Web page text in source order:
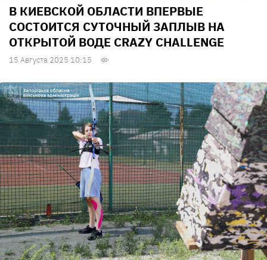
В КИЕВСКОЙ ОБЛАСТИ ВПЕРВЫЕ
СОСТОИТСЯ СУТОЧНЫЙ ЗАПЛЫВ НА
ОТКРЫТОЙ ВОДЕ CRAZY CHALLENGE
15 Августа 2025 10:15